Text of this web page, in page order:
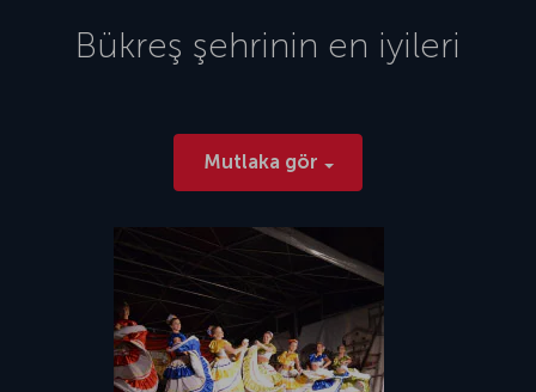
Bükreş şehrinin en iyileri
Mutlaka gör